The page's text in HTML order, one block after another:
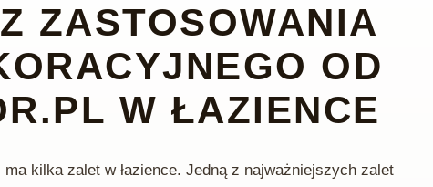
ZASTOSOWANIA
OD
W ŁAZIENCE
kilka zalet w łazience. Jedną z najważniejszych zalet